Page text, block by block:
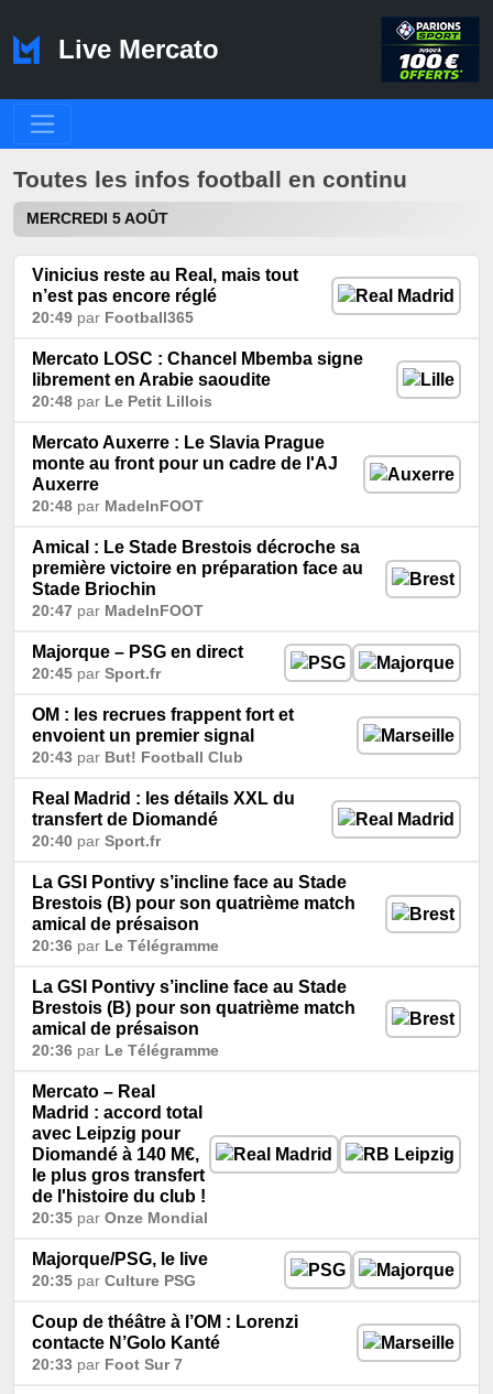
Live Mercato
Toutes les infos football en continu
MERCREDI 5 AOÛT
Vinicius reste au Real, mais tout
n’est pas encore réglé
20:49 par Football365
Mercato LOSC : Chancel Mbemba signe
librement en Arabie saoudite
20:48 par Le Petit Lillois
Mercato Auxerre : Le Slavia Prague
monte au front pour un cadre de l'AJ
Auxerre
20:48 par MadeInFOOT
Amical : Le Stade Brestois décroche sa
première victoire en préparation face au
Stade Briochin
20:47 par MadeInFOOT
Majorque – PSG en direct
20:45 par Sport.fr
OM : les recrues frappent fort et
envoient un premier signal
20:43 par But! Football Club
Real Madrid : les détails XXL du
transfert de Diomandé
20:40 par Sport.fr
La GSI Pontivy s’incline face au Stade
Brestois (B) pour son quatrième match
amical de présaison
20:36 par Le Télégramme
La GSI Pontivy s’incline face au Stade
Brestois (B) pour son quatrième match
amical de présaison
20:36 par Le Télégramme
Mercato – Real
Madrid : accord total
avec Leipzig pour
Diomandé à 140 M€,
le plus gros transfert
de l'histoire du club !
20:35 par Onze Mondial
Majorque/PSG, le live
20:35 par Culture PSG
Coup de théâtre à l’OM : Lorenzi
contacte N’Golo Kanté
20:33 par Foot Sur 7